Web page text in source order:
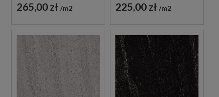
265,00 zł m2 225,00 zł m2